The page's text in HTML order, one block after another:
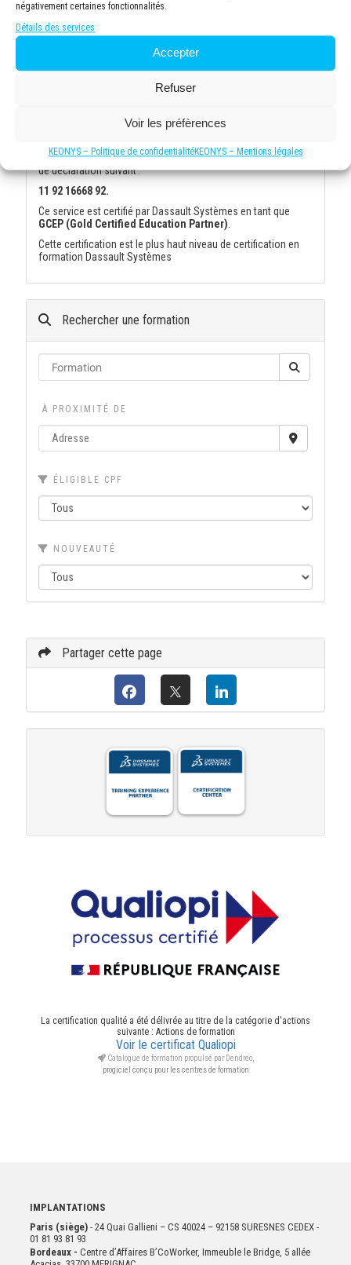
négativement certaines fonctionnalités.
Détails des services
Accepter
Refuser
Voir les préfèrences
KEONYS – Politique de confidentialitéKEONYS – Mentions légales
Calendrier
Le service de formation de KEONYS est agréé sous le numéro
de déclaration suivant :
11 92 16668 92.
Ce service est certifié par Dassault Systèmes en tant que
GCEP (Gold Certified Education Partner).
Cette certification est le plus haut niveau de certification en
formation Dassault Systèmes
Rechercher une formation
À PROXIMITÉ DE
ÉLIGIBLE CPF
NOUVEAUTÉ
Partager cette page
La certification qualité a été délivrée au titre de la catégorie d'actions
suivante : Actions de formation
Voir le certificat Qualiopi
Catalogue de formation propulsé par Dendreo,
progiciel conçu pour les centres de formation
IMPLANTATIONS
Paris (siège) - 24 Quai Gallieni – CS 40024 – 92158 SURESNES CEDEX -
01 81 93 81 93
Bordeaux - Centre d’Affaires B’CoWorker, Immeuble le Bridge, 5 allée